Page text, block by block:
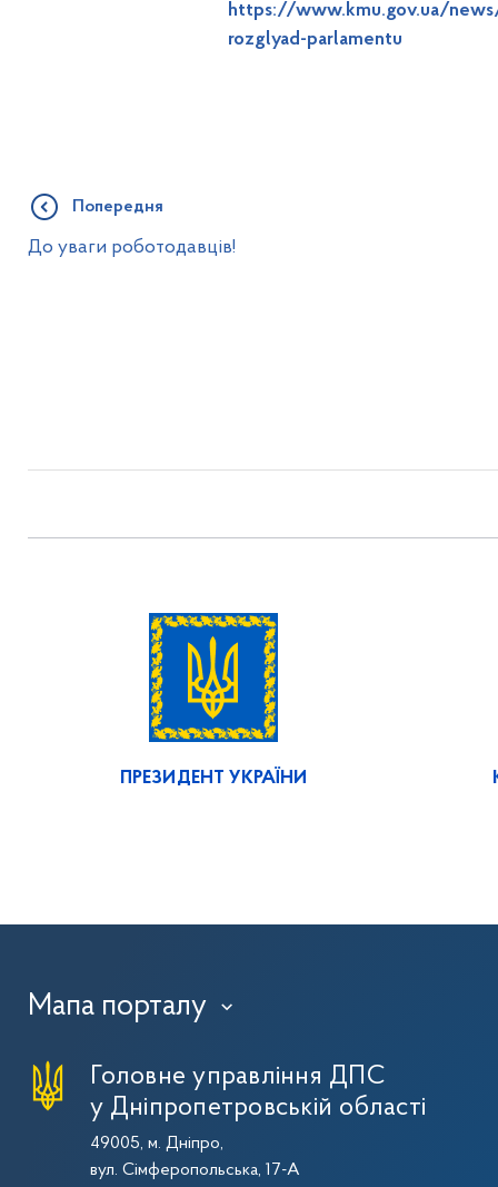
https://www.kmu.gov.ua/
rozglyad-parlamentu
Попередня
До уваги роботодавців!
ПРЕЗИДЕНТ УКРАЇНИ
Мапа порталу ›
Головне управління ДПС
у Дніпропетровській області
49005, м. Дніпро,
вул. Сімферопольська, 17-А